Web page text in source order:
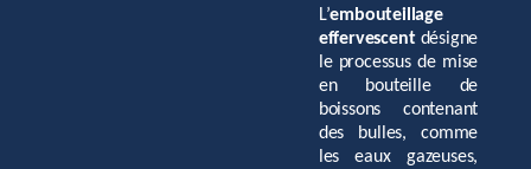
L’embouteillage
effervescentdésigne
le processus de mise
en bouteille de
boissons contenant
des bulles, comme
les eaux gazeuses,